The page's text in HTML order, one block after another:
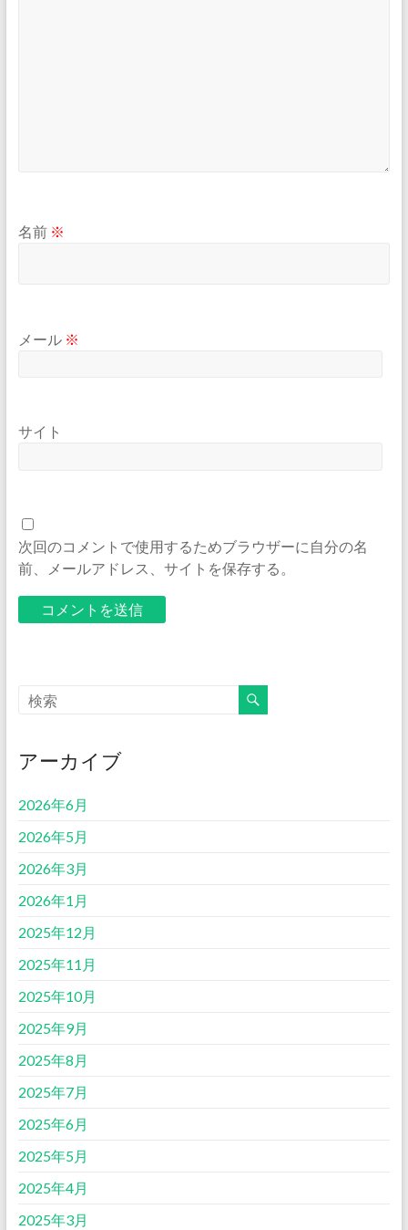
名前 ※
メール ※
サイト
次回のコメントで使用するためブラウザーに自分の名
前、メールアドレス、サイトを保存する。
アーカイブ
2026年6月
2026年5月
2026年3月
2026年1月
2025年12月
2025年11月
2025年10月
2025年9月
2025年8月
2025年7月
2025年6月
2025年5月
2025年4月
2025年3月